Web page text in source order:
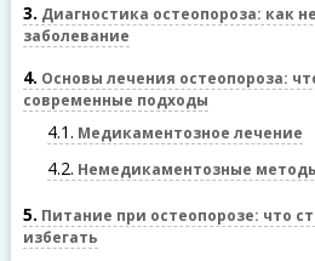
3 Диагностика остеопороза: как
заболевание
4 Основы лечения остеопороза:
современные подходы
4.1 Медикаментозное лечение
4.2 Немедикаментозные
5 Питание при остеопорозе: что
избегать